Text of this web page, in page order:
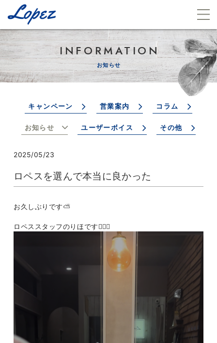
INFORMATION
お知らせ
キャンペーン 営業案内 コラム
お知らせ ユーザーボイス その他
2025/05/23
ロペスを選んで本当に良かった
お久しぶりです⛅️
ロペススタッフのりほです👩🏻‍⚕️